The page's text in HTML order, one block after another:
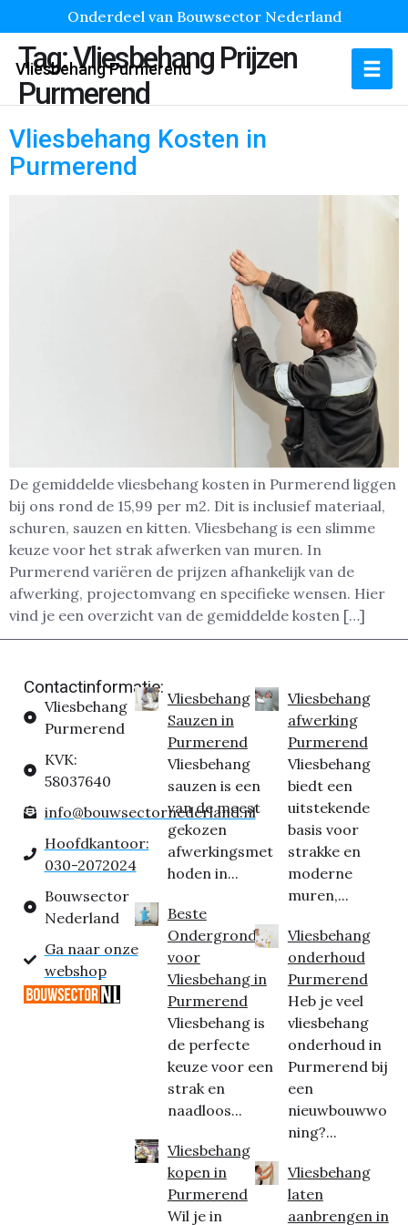
Onderdeel van Bouwsector Nederland
Vliesbehang Purmerend
Tag:Vliesbehang Prijzen
Purmerend
Vliesbehang Kosten in
Purmerend
De gemiddelde vliesbehang kosten in Purmerend liggen
bij ons rond de 15,99 per m2. Dit is inclusief materiaal,
schuren, sauzen en kitten. Vliesbehang is een slimme
keuze voor het strak afwerken van muren. In
Purmerend variëren de prijzen afhankelijk van de
afwerking, projectomvang en specifieke wensen. Hier
vind je een overzicht van de gemiddelde kosten […]
Contactinformatie:
Vliesbehang
Purmerend
KVK:
58037640
info@bouwsectornederland.nl
Hoofdkantoor:
030-2072024
Bouwsector
Nederland
Ga naar onze
webshop
Vliesbehang
Sauzen in
Purmerend
Vliesbehang
sauzen is een
van de meest
gekozen
afwerkingsmet
hoden in...
Beste
Ondergrond
voor
Vliesbehang in
Purmerend
Vliesbehang is
de perfecte
keuze voor een
strak en
naadloos...
Vliesbehang
kopen in
Purmerend
Wil je in
Vliesbehang
afwerking
Purmerend
Vliesbehang
biedt een
uitstekende
basis voor
strakke en
moderne
muren,...
Vliesbehang
onderhoud
Purmerend
Heb je veel
vliesbehang
onderhoud in
Purmerend bij
een
nieuwbouwwo
ning?...
Vliesbehang
laten
aanbrengen in